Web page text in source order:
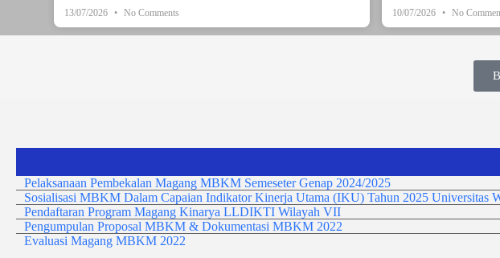
13/07/2026 No Comments 10/07/2026 No
Pelaksanaan Pembekalan Magang MBKM Semeseter Genap 2024/2025
Sosialisasi MBKM Dalam Capaian Indikator Kinerja Utama (IKU) Tahun 2025 Universitas
Pendaftaran Program Magang Kinarya LLDIKTI Wilayah VII
Pengumpulan Proposal MBKM & Dokumentasi MBKM 2022
Evaluasi Magang MBKM 2022